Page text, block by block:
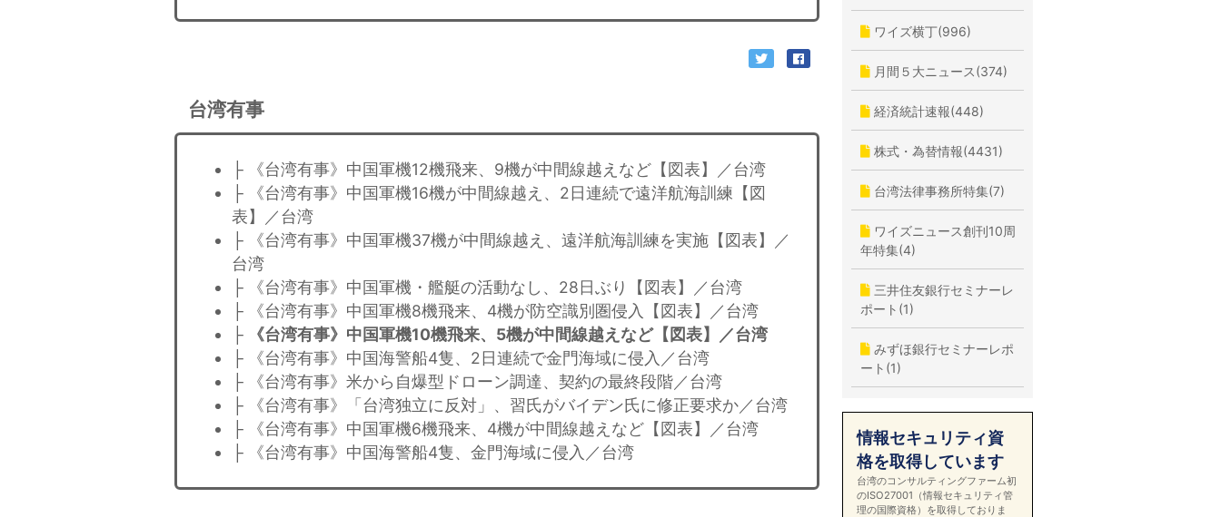
台湾有事
├ 《台湾有事》中国軍機12機飛来、9機が中間線越えなど【図表】／台湾
├ 《台湾有事》中国軍機16機が中間線越え、2日連続で遠洋航海訓練【図
表】／台湾
├ 《台湾有事》中国軍機37機が中間線越え、遠洋航海訓練を実施【図表】／
台湾
├ 《台湾有事》中国軍機・艦艇の活動なし、28日ぶり【図表】／台湾
├ 《台湾有事》中国軍機8機飛来、4機が防空識別圏侵入【図表】／台湾
├
《台湾有事》中国軍機10機飛来、5機が中間線越えなど【図表】／台湾
├ 《台湾有事》中国海警船4隻、2日連続で金門海域に侵入／台湾
├ 《台湾有事》米から自爆型ドローン調達、契約の最終段階／台湾
├ 《台湾有事》「台湾独立に反対」、習氏がバイデン氏に修正要求か／台湾
├ 《台湾有事》中国軍機6機飛来、4機が中間線越えなど【図表】／台湾
├ 《台湾有事》中国海警船4隻、金門海域に侵入／台湾
ワイズ横丁(996)
月間５大ニュース(374)
経済統計速報(448)
株式・為替情報(4431)
台湾法律事務所特集(7)
ワイズニュース創刊10周
年特集(4)
三井住友銀行セミナーレ
ポート(1)
みずほ銀行セミナーレポ
ート(1)
情報セキュリティ資
格を取得しています
台湾のコンサルティングファーム初
のISO27001（情報セキュリティ管
理の国際資格）を取得しておりま